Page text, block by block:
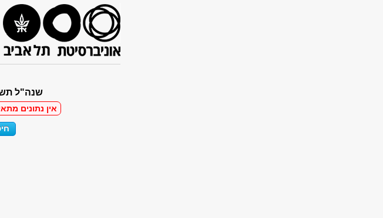
שנה"ל תש"ף
אין נתונים